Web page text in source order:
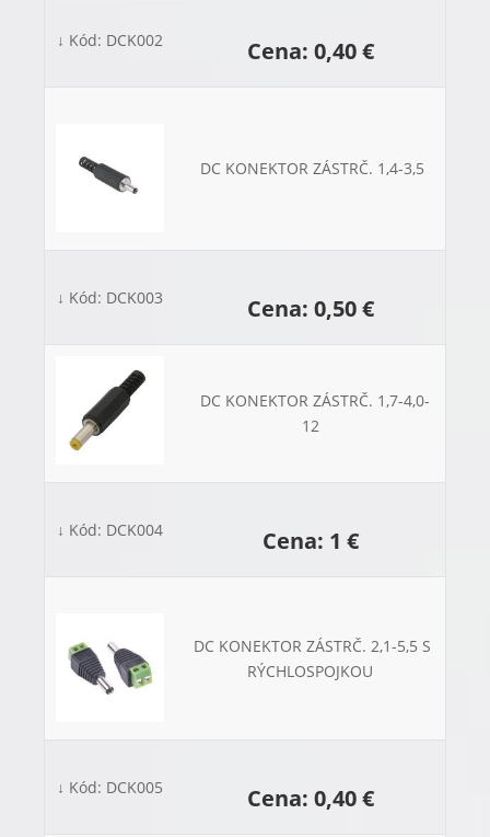
↓ Kód: DCK002 Cena: 0,40 €
DC KONEKTOR ZÁSTRČ. 1,4-3,5
↓ Kód: DCK003 Cena: 0,50 €
DC KONEKTOR ZÁSTRČ. 1,7-4,0-
12
↓ Kód: DCK004 Cena: 1 €
DC KONEKTOR ZÁSTRČ. 2,1-5,5 S
RÝCHLOSPOJKOU
↓ Kód: DCK005 Cena: 0,40 €